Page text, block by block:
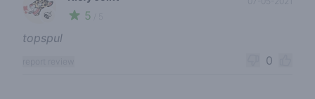
🍃 5
topspul
0